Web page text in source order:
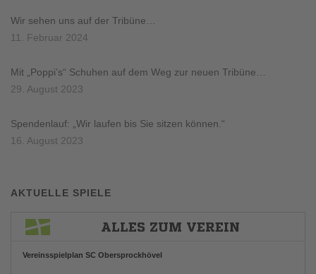
Wir sehen uns auf der Tribüne…
11. Februar 2024
Mit „Poppi’s“ Schuhen auf dem Weg zur neuen Tribüne…
29. August 2023
Spendenlauf: „Wir laufen bis Sie sitzen können.“
16. August 2023
AKTUELLE SPIELE